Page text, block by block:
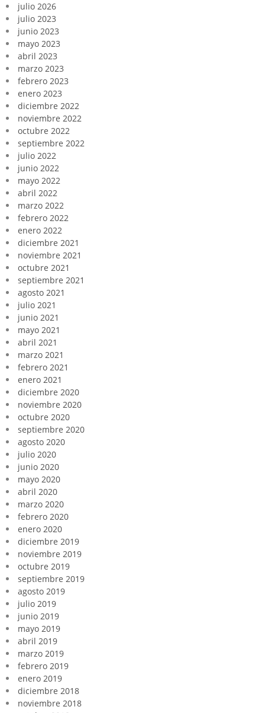
julio 2026
julio 2023
junio 2023
mayo 2023
abril 2023
marzo 2023
febrero 2023
enero 2023
diciembre 2022
noviembre 2022
octubre 2022
septiembre 2022
julio 2022
junio 2022
mayo 2022
abril 2022
marzo 2022
febrero 2022
enero 2022
diciembre 2021
noviembre 2021
octubre 2021
septiembre 2021
agosto 2021
julio 2021
junio 2021
mayo 2021
abril 2021
marzo 2021
febrero 2021
enero 2021
diciembre 2020
noviembre 2020
octubre 2020
septiembre 2020
agosto 2020
julio 2020
junio 2020
mayo 2020
abril 2020
marzo 2020
febrero 2020
enero 2020
diciembre 2019
noviembre 2019
octubre 2019
septiembre 2019
agosto 2019
julio 2019
junio 2019
mayo 2019
abril 2019
marzo 2019
febrero 2019
enero 2019
diciembre 2018
noviembre 2018